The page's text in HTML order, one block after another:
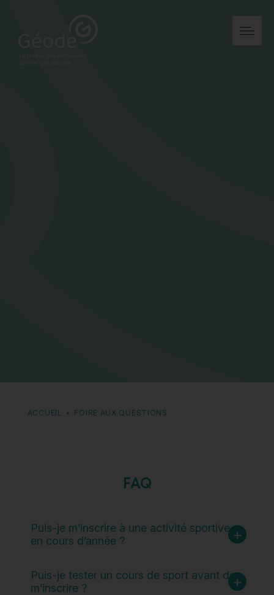
ACCUEIL FOIRE AUX QUESTIONS
FAQ
Puis-je m’inscrire à une activité sportive
en cours d’année ?
Puis-je tester un cours de sport avant de
m’inscrire ?